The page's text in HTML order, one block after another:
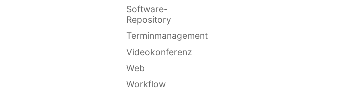
Software-
Repository
Terminmanagement
Videokonferenz
Web
Workflow